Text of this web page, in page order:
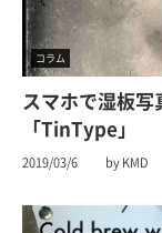
コラム
スマホで湿板
「TinType」
2019/03/6 by KMD